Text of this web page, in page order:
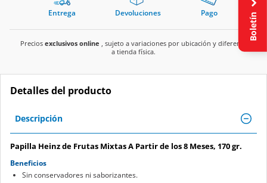
Entrega Devoluciones Pago
Precios exclusivos online , sujeto a variaciones por ubicación y diferente
a tienda física.
Detalles del producto
Descripción
Papilla Heinz de Frutas Mixtas A Partir de los 8 Meses, 170 gr.
Beneficios
Sin conservadores ni saborizantes.
Boletín